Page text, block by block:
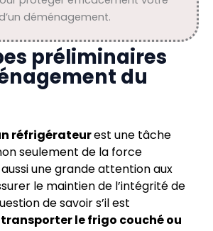
déménagement.
préliminaires
du
réfrigérateurest une tâche
seulement de la force
une grande attention aux
le maintien de l’intégrité de
de savoir s’il est
transporter le frigo couché ou